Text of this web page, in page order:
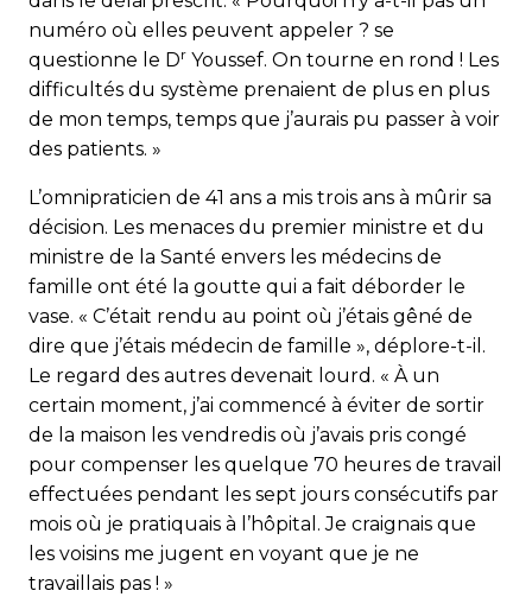
numéro où elles peuvent appeler ? se
questionne le Dr Youssef. On tourne en rond ! Les
difficultés du système prenaient de plus en plus
de mon temps, temps que j’aurais pu passer à voir
des patients. »
L’omnipraticien de 41 ans a mis trois ans à mûrir sa
décision. Les menaces du premier ministre et du
ministre de la Santé envers les médecins de
famille ont été la goutte qui a fait déborder le
vase. « C’était rendu au point où j’étais gêné de
dire que j’étais médecin de famille », déplore-t-il.
Le regard des autres devenait lourd. « À un
certain moment, j’ai commencé à éviter de sortir
de la maison les vendredis où j’avais pris congé
pour compenser les quelque 70 heures de travail
effectuées pendant les sept jours consécutifs par
mois où je pratiquais à l’hôpital. Je craignais que
les voisins me jugent en voyant que je ne
travaillais pas ! »